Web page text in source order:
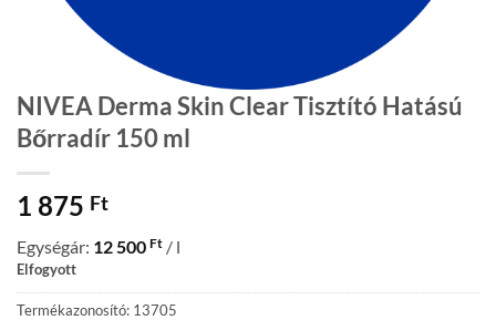
NIVEA Derma Skin Clear Tisztító Hatású
Bőrradír 150 ml
1 875 Ft
Egységár: 12 500 Ft / l
Elfogyott
Termékazonosító: 13705